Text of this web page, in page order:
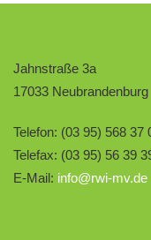
Jahnstraße 3a
17033 Neubrandenburg
Telefon: (03 95) 568 37
Telefax: (03 95) 56 39
E-Mail: info@rwi-mv.de